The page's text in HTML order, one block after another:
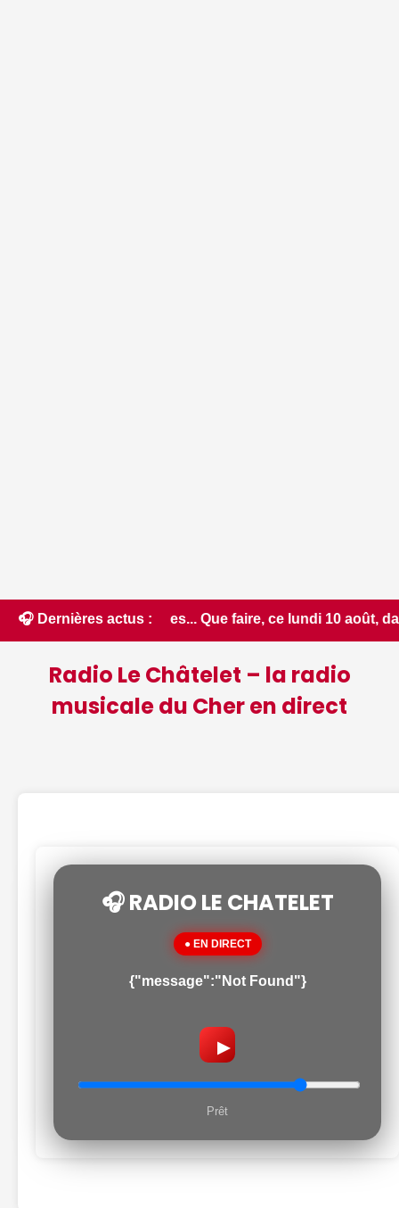
🎧 Dernières actus :
Que faire, ce lundi 10 août, dans le Cher - La
Radio Le Châtelet – la radio
musicale du Cher en direct
🎧 RADIO LE CHATELET
● EN DIRECT
{"message":"Not Found"}
▶
Prêt